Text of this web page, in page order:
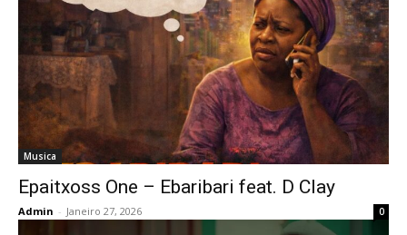
Musica
Epaitxoss One – Ebaribari feat. D Clay
Admin - Janeiro 27, 2026 0